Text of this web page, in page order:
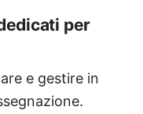
per
e gestire in